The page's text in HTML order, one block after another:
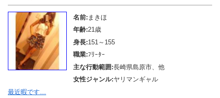
名前: まきほ
年齢:21歳
身長:151～155
職業:ﾌﾘｰﾀｰ
主な行動範囲:長崎県島原市、他
女性ジャンル:ヤリマンギャル
最近暇です…